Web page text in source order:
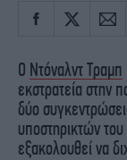
Ο Ντόναλντ Τραμπ
εκστρατεία στην
δύο
υποστηρικτών
εξακολουθεί να